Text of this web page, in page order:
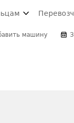
машину